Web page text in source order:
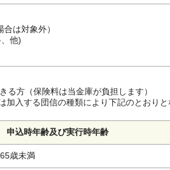
は対象外）
他)
る方（保険料は当金庫が負担します）
加入する団信の種類により下記のとおりと
申込時年齢及び実行時年齢
歳未満